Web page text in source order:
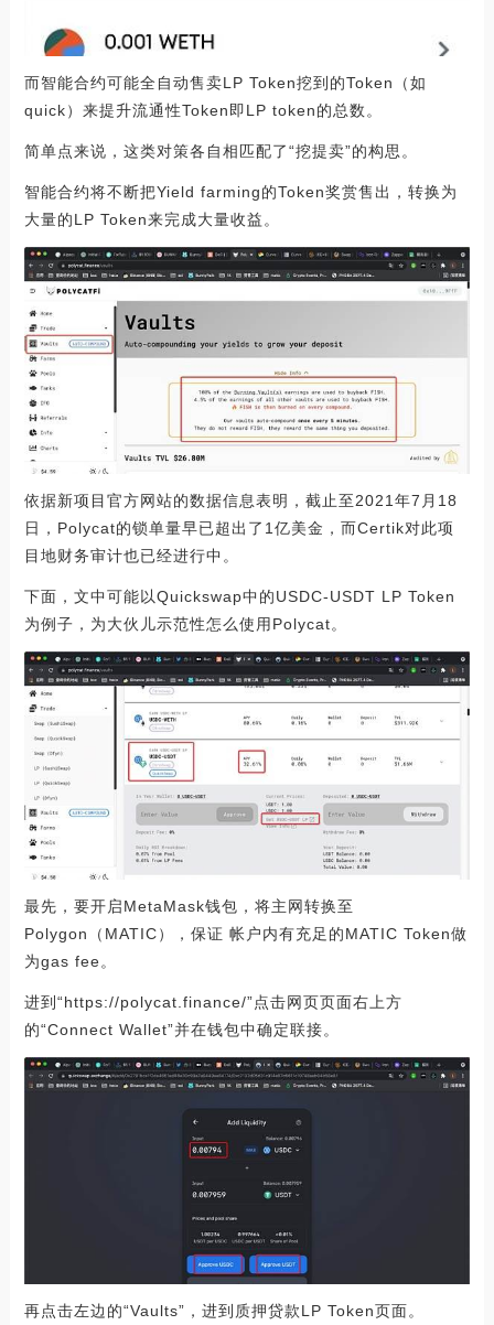
而智能合约可能全自动售卖LP Token挖到的Token（如
quick）来提升流通性Token即LP token的总数。
简单点来说，这类对策各自相匹配了“挖提卖”的构思。
智能合约将不断把Yield farming的Token奖赏售出，转换为
大量的LP Token来完成大量收益。
依据新项目官方网站的数据信息表明，截止至2021年7月18
日，Polycat的锁单量早已超出了1亿美金，而Certik对此项
目地财务审计也已经进行中。
下面，文中可能以Quickswap中的USDC-USDT LP Token
为例子，为大伙儿示范性怎么使用Polycat。
最先，要开启MetaMask钱包，将主网转换至
Polygon（MATIC），保证 帐户内有充足的MATIC Token做
为gas fee。
进到“https://polycat.finance/”点击网页页面右上方
的“Connect Wallet”并在钱包中确定联接。
再点击左边的“Vaults”，进到质押贷款LP Token页面。